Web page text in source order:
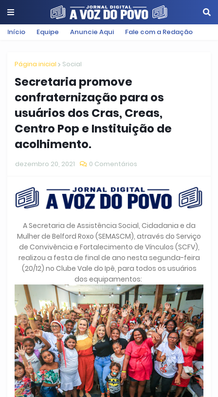
Início Equipe Anuncie Aqui Fale com a Redação
Página inicial Social
Secretaria promove
confraternização para os
usuários dos Cras, Creas,
Centro Pop e Instituição de
acolhimento.
dezembro 20, 2021 0 Comentários
A Secretaria de Assistência Social, Cidadania e da
Mulher de Belford Roxo (SEMASCM), através do Serviço
de Convivência e Fortalecimento de Vínculos (SCFV),
realizou a festa de final de ano nesta segunda-feira
(20/12) no Clube Vale do Ipê, para todos os usuários
dos equipamentos: